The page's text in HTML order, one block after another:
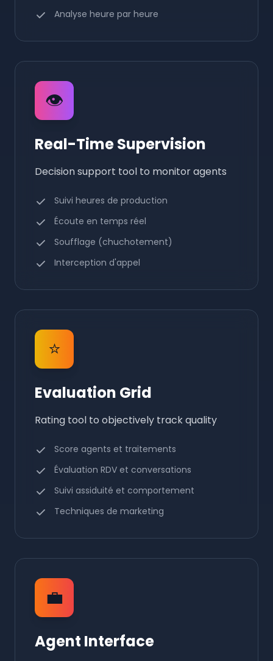
Analyse heure par heure
👁️
Real-Time Supervision
Decision support tool to monitor agents
Suivi heures de production
Écoute en temps réel
Soufflage (chuchotement)
Interception d'appel
⭐
Evaluation Grid
Rating tool to objectively track quality
Score agents et traitements
Évaluation RDV et conversations
Suivi assiduité et comportement
Techniques de marketing
💼
Agent Interface